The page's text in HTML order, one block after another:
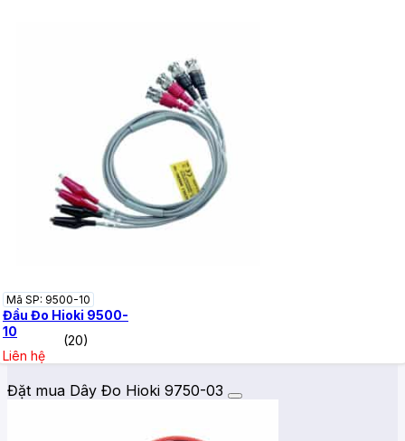
Mã SP: 9500-10
Đầu Đo Hioki 9500-
10
(20)
Liên hệ
Đặt mua Dây Đo Hioki 9750-03